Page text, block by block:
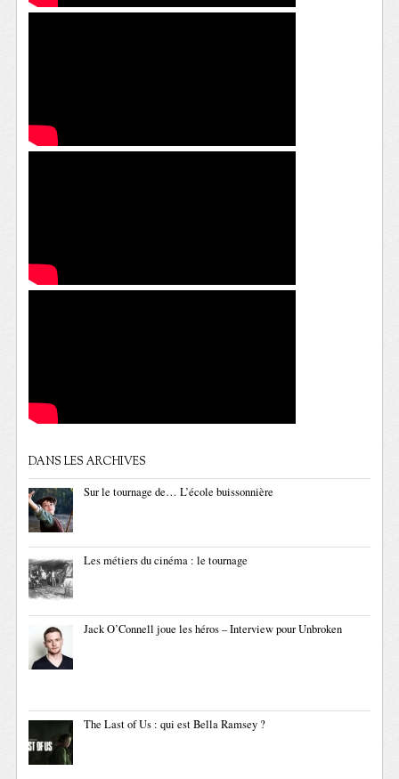
DANS LES ARCHIVES
Sur le tournage de… L’école buissonnière
Les métiers du cinéma : le tournage
Jack O’Connell joue les héros – Interview pour Unbroken
The Last of Us : qui est Bella Ramsey ?